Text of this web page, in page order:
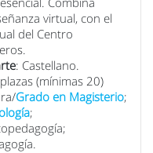
virtual, con el
del Centro
: Castellano.
(mínimas 20)
Grado en Magisterio;
;